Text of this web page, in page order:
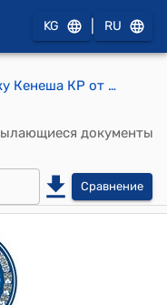
KG RU
Постановление Жогорку Кенеша КР от 11 октября 2012 года № 2364-V "О принятии в первом чтении проекта Закона Кыргызской Республики "О внесении изменений и дополнений в Налоговый кодекс Кыргызской Республики"
документы
Сравнение